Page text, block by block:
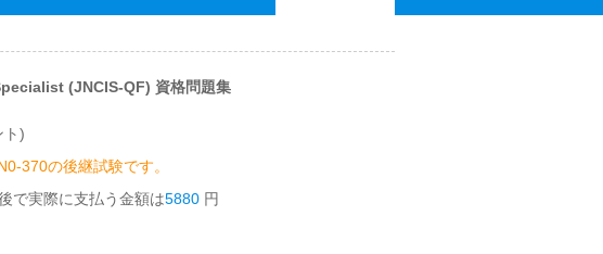
(JNCIS-QF) 資格問題集
ト)
370の後継試験です。
で実際に支払う金額は5880 円